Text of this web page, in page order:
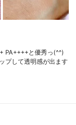
PA++++と優秀っ(^^)
プして透明感が出ます